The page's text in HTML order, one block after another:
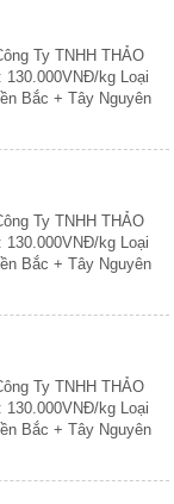
Ty TNHH THẢO
130.000VNĐ/kg Loại
Bắc + Tây Nguyên
Ty TNHH THẢO
130.000VNĐ/kg Loại
Bắc + Tây Nguyên
Ty TNHH THẢO
130.000VNĐ/kg Loại
Bắc + Tây Nguyên